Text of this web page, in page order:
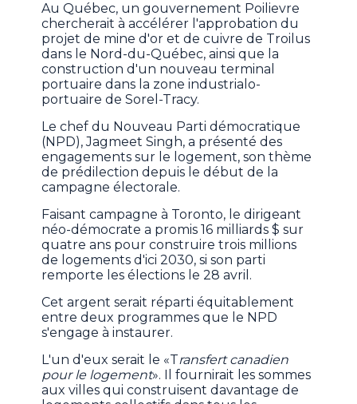
Au Québec, un gouvernement Poilievre
chercherait à accélérer l'approbation du
projet de mine d'or et de cuivre de Troilus
dans le Nord-du-Québec, ainsi que la
construction d'un nouveau terminal
portuaire dans la zone industrialo-
portuaire de Sorel-Tracy.
Le chef du Nouveau Parti démocratique
(NPD), Jagmeet Singh, a présenté des
engagements sur le logement, son thème
de prédilection depuis le début de la
campagne électorale.
Faisant campagne à Toronto, le dirigeant
néo-démocrate a promis 16 milliards $ sur
quatre ans pour construire trois millions
de logements d'ici 2030, si son parti
remporte les élections le 28 avril.
Cet argent serait réparti équitablement
entre deux programmes que le NPD
s'engage à instaurer.
L'un d'eux serait le «Transfert canadien
pour le logement». Il fournirait les sommes
aux villes qui construisent davantage de